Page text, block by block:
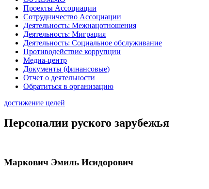
Проекты Ассоциации
Сотрудничество Ассоциации
Деятельность: Межнацотношения
Деятельность: Миграция
Деятельность: Социальное обслуживание
Противодействие коррупции
Медиа-центр
Документы (финансовые)
Отчет о деятельности
Обратиться в организацию
достижение целей
Персоналии руского зарубежья
Маркович Эмиль Исидорович